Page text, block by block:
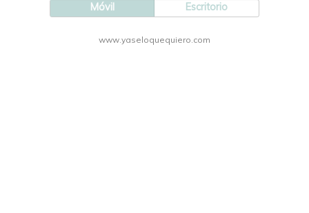
Móvil Escritorio
www.yaseloquequiero.com